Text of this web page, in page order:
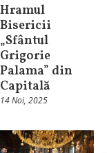
Hramul
Bisericii
„Sfântul
Grigorie
Palama” din
Capitală
14 Noi, 2025